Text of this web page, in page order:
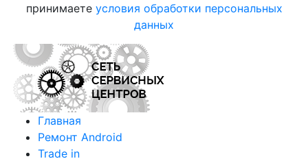
принимаете условия обработки персональных
данных
Главная
Ремонт Android
Trade in